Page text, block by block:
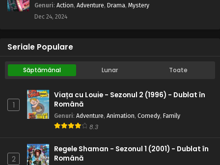
Genuri: Action, Adventure, Drama, Mystery
Dec 24, 2024
Seriale Populare
Săptămânal Lunar Toate
1
Viața cu Louie - Sezonul 2 (1996) - Dublat în
Română
Genuri: Adventure, Animation, Comedy, Family
8.3
2
Regele Shaman - Sezonul 1 (2001) - Dublat în
Română